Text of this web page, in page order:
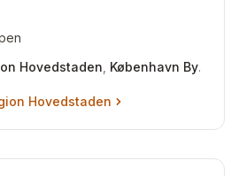
Hovedstaden København By.
Hovedstaden